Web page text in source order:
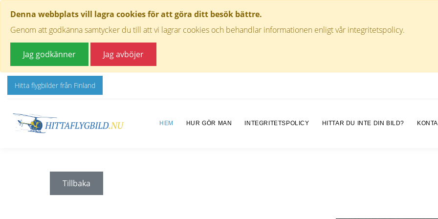
Denna webbplats vill lagra cookies för att göra ditt besök bättre.
Genom att godkänna samtycker du till att vi lagrar cookies och behandlar informationen enligt vår integritetspolicy.
Jag godkänner Jag avböjer
Hitta flygbilder från Finland
HEM HUR GÖR MAN INTEGRITETSPOLICY HITTAR DU INTE DIN BILD?
Tillbaka